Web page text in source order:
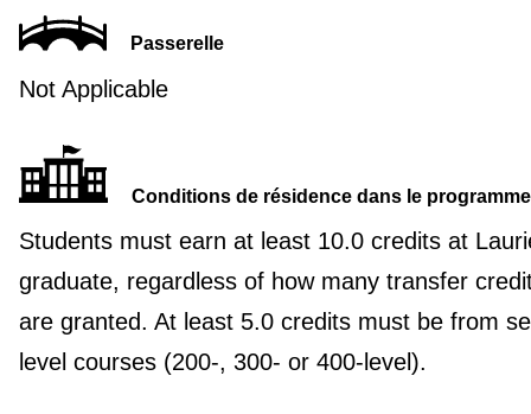
Passerelle
Not Applicable
Conditions de résidence dans le programme
Students must earn at least 10.0 credits at
graduate, regardless of how many transfer
are granted. At least 5.0 credits must be from
level courses (200-, 300- or 400-level).